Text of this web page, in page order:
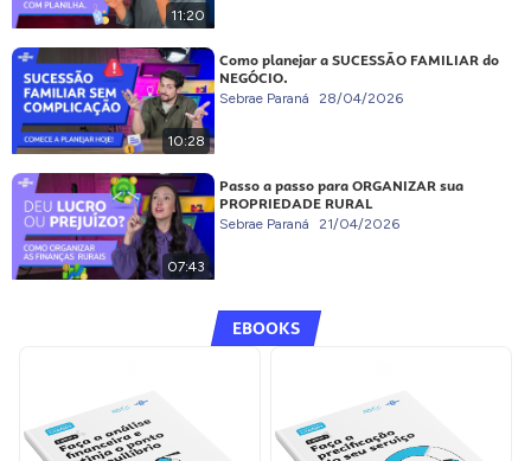
11:20
10:28
Como planejar a SUCESSÃO FAMILIAR do
NEGÓCIO.
Sebrae Paraná 28/04/2026
07:43
Passo a passo para ORGANIZAR sua
PROPRIEDADE RURAL
Sebrae Paraná 21/04/2026
EBOOKS